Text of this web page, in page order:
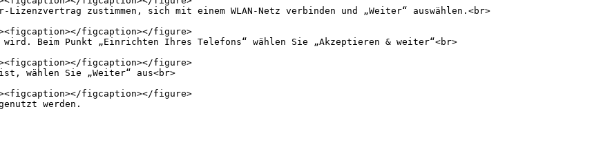
zustimmen, sich mit einem WLAN-Netz verbinden und „Weiter“ auswählen.<br>
Beim Punkt „Einrichten Ihres Telefons“ wählen Sie „Akzeptieren & weiter“<br>
wählen Sie „Weiter“ aus<br>
werden.